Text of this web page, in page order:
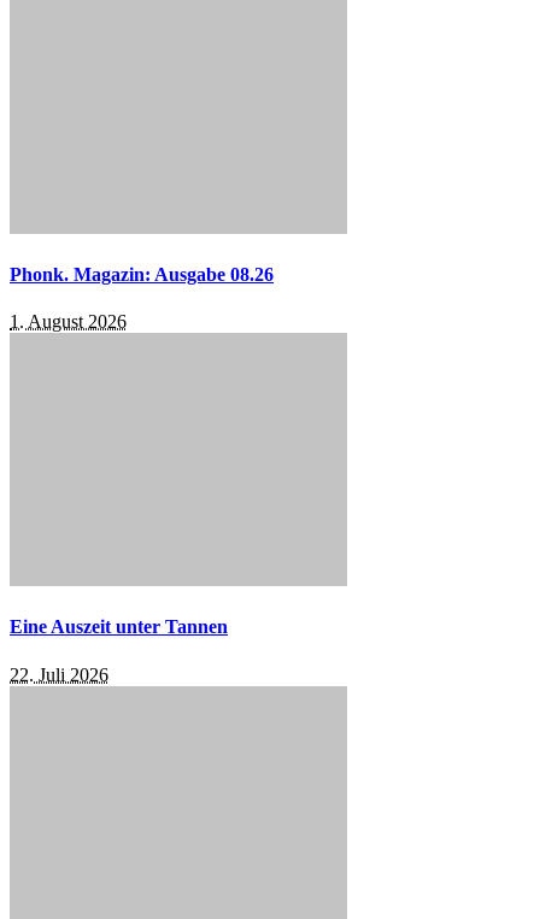
Phonk. Magazin: Ausgabe 08.26
1. August 2026
Eine Auszeit unter Tannen
22. Juli 2026